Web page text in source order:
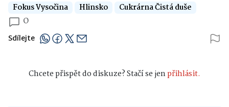
Fokus Vysočina Hlinsko Cukrárna Čistá duše
0
Sdílejte
Chcete přispět do diskuze? Stačí se jenpřihlásit.